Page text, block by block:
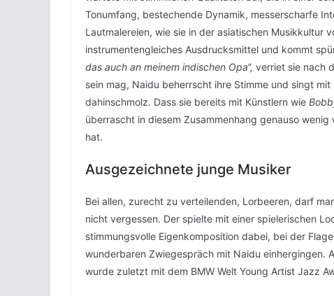
Tonumfang, bestechende Dynamik, messerscharfe
Lautmalereien, wie sie in der asiatischen Musikkultur
instrumentengleiches Ausdrucksmittel und kommt
das auch an meinem indischen Opa“, verriet sie nach
sein mag, Naidu beherrscht ihre Stimme und singt
dahinschmolz. Dass sie bereits mit Künstlern wie
überrascht in diesem Zusammenhang genauso
hat.
Ausgezeichnete junge Musiker
Bei allen, zurecht zu verteilenden, Lorbeeren, darf
nicht vergessen. Der spielte mit einer spielerischen
stimmungsvolle Eigenkomposition dabei, bei der
wunderbaren Zwiegespräch mit Naidu einhergingen.
wurde zuletzt mit dem BMW Welt Young Artist Jazz